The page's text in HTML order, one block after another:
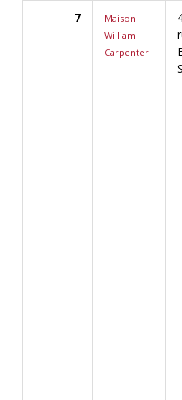
7
Maison
William
Carpenter
Afficher les